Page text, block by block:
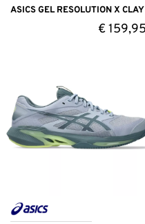
ASICS GEL RESOLUTION X CLAY
€159,95